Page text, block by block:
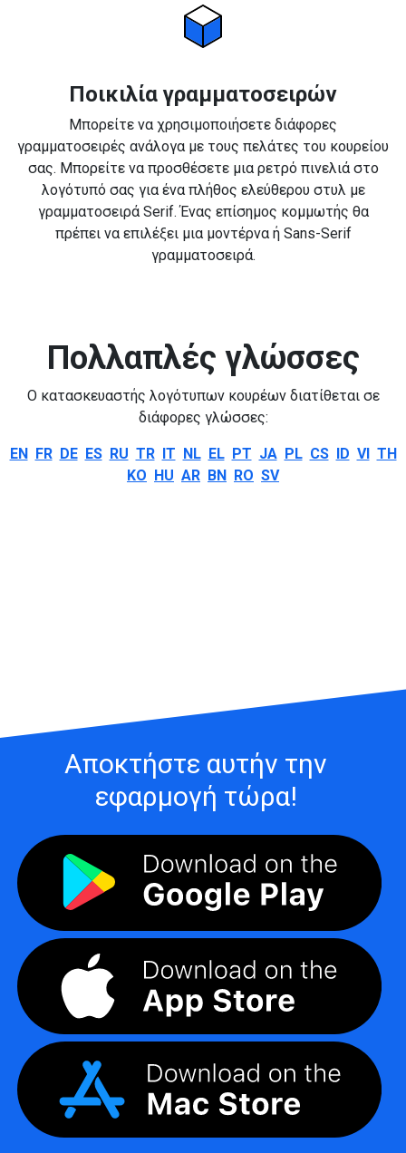
Ποικιλία γραμματοσειρών
Μπορείτε να χρησιμοποιήσετε διάφορες
γραμματοσειρές ανάλογα με τους πελάτες του κουρείου
σας. Μπορείτε να προσθέσετε μια ρετρό πινελιά στο
λογότυπό σας για ένα πλήθος ελεύθερου στυλ με
γραμματοσειρά Serif. Ένας επίσημος κομμωτής θα
πρέπει να επιλέξει μια μοντέρνα ή Sans-Serif
γραμματοσειρά.
Πολλαπλές γλώσσες
Ο κατασκευαστής λογότυπων κουρέων διατίθεται σε
διάφορες γλώσσες:
EN FR DE ES RU TR IT NL EL PT JA PL CS ID VI TH
KO HU AR BN RO SV
Αποκτήστε αυτήν την
εφαρμογή τώρα!